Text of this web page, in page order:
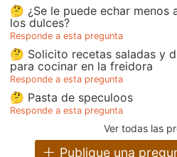
🤔 ¿Se le puede echar menos
los dulces?
Responde a esta pregunta
🤔 Solicito recetas saladas y
para cocinar en la freidora
Responde a esta pregunta
🤔 Pasta de speculoos
Responde a esta pregunta
Ver todas las
Publique una